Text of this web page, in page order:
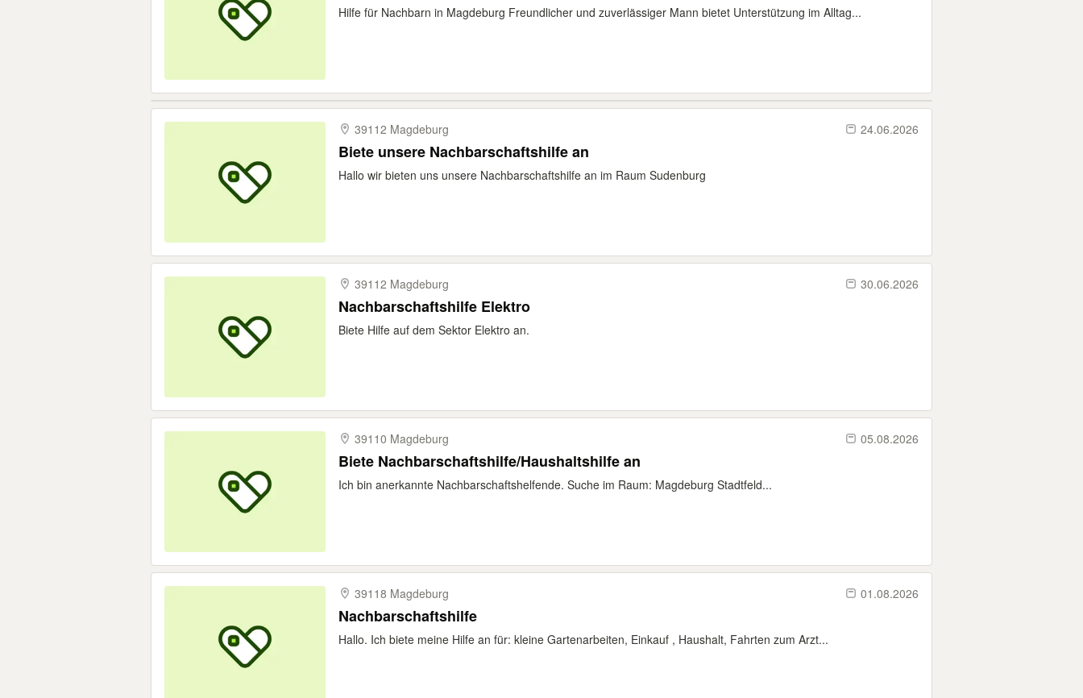
Hilfe für Nachbarn in Magdeburg Freundlicher und zuverlässiger Mann bietet Unterstützung im Alltag...
39112 Magdeburg 24.06.2026
Biete unsere Nachbarschaftshilfe an
Hallo wir bieten uns unsere Nachbarschaftshilfe an im Raum Sudenburg
39112 Magdeburg 30.06.2026
Nachbarschaftshilfe Elektro
Biete Hilfe auf dem Sektor Elektro an.
39110 Magdeburg 05.08.2026
Biete Nachbarschaftshilfe/Haushaltshilfe an
Ich bin anerkannte Nachbarschaftshelfende. Suche im Raum: Magdeburg Stadtfeld...
39118 Magdeburg 01.08.2026
Nachbarschaftshilfe
Hallo. Ich biete meine Hilfe an für: kleine Gartenarbeiten, Einkauf , Haushalt, Fahrten zum Arzt...